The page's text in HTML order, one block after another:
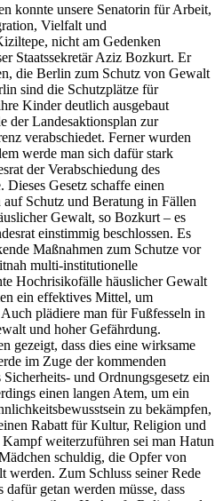
konnte unsere Senatorin für Arbeit,
Vielfalt und
nicht am Gedenken
Staatssekretär Aziz Bozkurt. Er
die Berlin zum Schutz von Gewalt
sind die Schutzplätze für
Kinder deutlich ausgebaut
der Landesaktionsplan zur
verabschiedet. Ferner wurden
werde man sich dafür stark
der Verabschiedung des
Gesetz schaffe einen
Schutz und Beratung in Fällen
Gewalt, so Bozkurt – es
einstimmig beschlossen. Es
Maßnahmen zum Schutze vor
multi-institutionelle
Hochrisikofälle häuslicher Gewalt
ein effektives Mittel, um
plädiere man für Fußfesseln in
und hoher Gefährdung.
gezeigt, dass dies eine wirksame
im Zuge der kommenden
und Ordnungsgesetz ein
einen langen Atem, um ein
zu bekämpfen,
Rabatt für Kultur, Religion und
weiterzuführen sei man Hatun
schuldig, die Opfer von
werden. Zum Schluss seiner Rede
getan werden müsse, dass